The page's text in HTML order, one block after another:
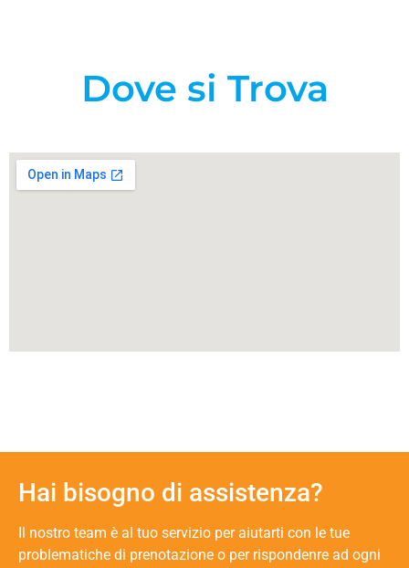
Dove si Trova
Hai bisogno di assistenza?
Il nostro team è al tuo servizio per aiutarti con le tue
problematiche di prenotazione o per rispondenre ad ogni